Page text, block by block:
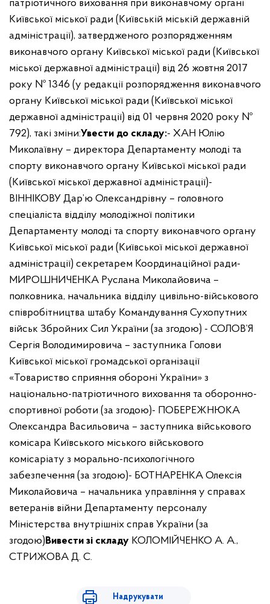
патріотичного виховання при виконавчому органі
Київської міської ради (Київській міській державній
адміністрації), затвердженого розпорядженням
виконавчого органу Київської міської ради (Київської
міської державної адміністрації) від 26 жовтня 2017
року № 1346 (у редакції розпорядження виконавчого
органу Київської міської ради (Київської міської
державної адміністрації) від 01 червня 2020 року №
792), такі зміни:Увести до складу:- ХАН Юлію
Миколаївну – директора Департаменту молоді та
спорту виконавчого органу Київської міської ради
(Київської міської державної адміністрації)-
ВІННІКОВУ Дар’ю Олександрівну – головного
спеціаліста відділу молодіжної політики
Департаменту молоді та спорту виконавчого органу
Київської міської ради (Київської міської державної
адміністрації) секретарем Координаційної ради-
МИРОШНИЧЕНКА Руслана Миколайовича –
полковника, начальника відділу цивільно-військового
співробітництва штабу Командування Сухопутних
військ Збройних Сил України (за згодою) - СОЛОВ’Я
Сергія Володимировича – заступника Голови
Київської міської громадської організації
«Товариство сприяння обороні України» з
національно-патріотичного виховання та оборонно-
спортивної роботи (за згодою)- ПОБЕРЕЖНЮКА
Олександра Васильовича – заступника військового
комісара Київського міського військового
комісаріату з морально-психологічного
забезпечення (за згодою)- БОТНАРЕНКА Олексія
Миколайовича – начальника управління у справах
ветеранів війни Департаменту персоналу
Міністерства внутрішніх справ України (за
згодою)Вивести зі складу КОЛОМІЙЧЕНКО А. А.,
СТРИЖОВА Д. С.
Надрукувати